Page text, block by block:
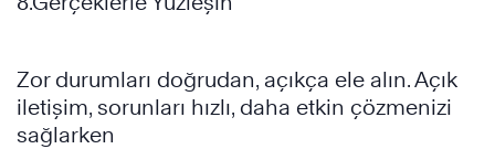
Zor durumları doğrudan, açıkça ele alın. Açık
iletişim, sorunları hızlı, daha etkin çözmenizi
sağlarken